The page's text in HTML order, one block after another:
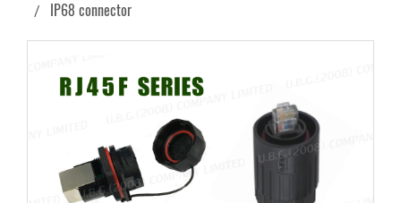
IP68 connector